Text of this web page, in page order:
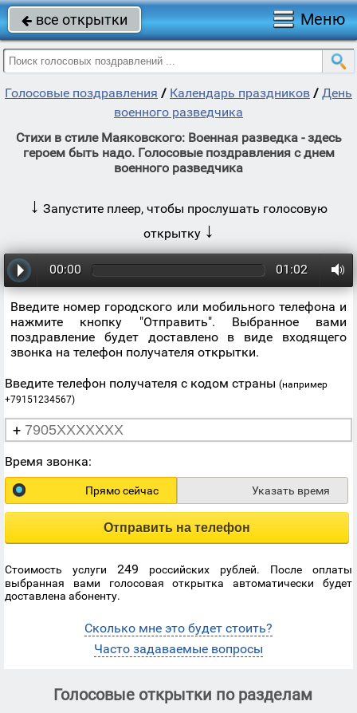
 все открытки Меню
Голосовые поздравления / Календарь праздников / День
военного разведчика
Стихи в стиле Маяковского: Военная разведка - здесь
героем быть надо. Голосовые поздравления с днем
военного разведчика
↓ Запустите плеер, чтобы прослушать голосовую
открытку ↓
00:00 01:02
Введите номер городского или мобильного телефона и
нажмите кнопку "Отправить". Выбранное вами
поздравление будет доставлено в виде входящего
звонка на телефон получателя открытки.
Введите телефон получателя с кодом страны (например
+79151234567)
+
Время звонка:
Прямо сейчас Указать время
Отправить на телефон
Стоимость услуги 249 российских рублей. После оплаты
выбранная вами голосовая открытка автоматически будет
доставлена абоненту.
Сколько мне это будет стоить?
Часто задаваемые вопросы
Голосовые открытки по разделам